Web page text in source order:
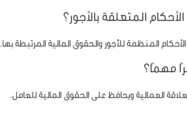
المتعلقة بالأجور؟
المنظمة للأجور والحقوق المالية المرتبطة بها.
مهمًا؟
العمالية ويحافظ على الحقوق المالية للعامل.